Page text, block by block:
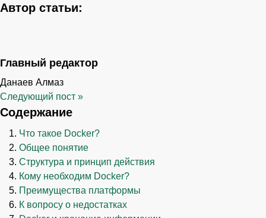
Автор статьи:
Главный редактор
Данаев Алмаз
Следующий пост »
Содержание
Что такое Docker?
Общее понятие
Структура и принцип действия
Кому необходим Docker?
Преимущества платформы
К вопросу о недостатках